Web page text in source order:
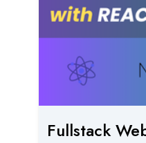
Fullstack